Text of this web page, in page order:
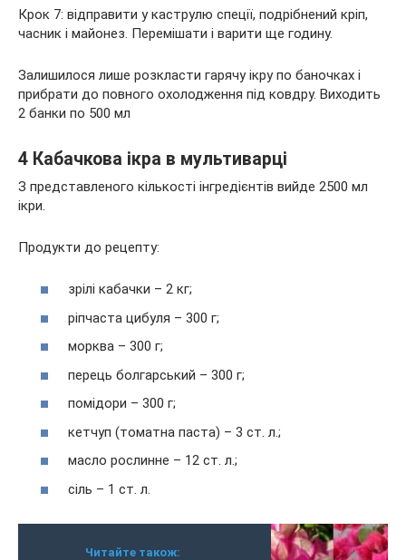
Крок 7: відправити у каструлю спеції, подрібнений кріп,
часник і майонез. Перемішати і варити ще годину.
Залишилося лише розкласти гарячу ікру по баночках і
прибрати до повного охолодження під ковдру. Виходить
2 банки по 500 мл
4 Кабачкова ікра в мультиварці
З представленого кількості інгредієнтів вийде 2500 мл
ікри.
Продукти до рецепту:
зрілі кабачки – 2 кг;
ріпчаста цибуля – 300 г;
морква – 300 г;
перець болгарський – 300 г;
помідори – 300 г;
кетчуп (томатна паста) – 3 ст. л.;
масло рослинне – 12 ст. л.;
сіль – 1 ст. л.
Читайте також: